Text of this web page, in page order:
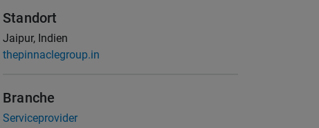
Standort
Jaipur, Indien
thepinnaclegroup.in
Branche
Serviceprovider